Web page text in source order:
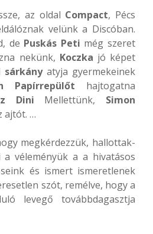
az oldal Compact, Pécs
velünk a Discóban.
de Puskás Peti még szeret
nekünk, Koczka jó képet
sárkányatyja gyermekeinek
Papírrepülőt hajtogatna
Dini Mellettünk, Simon
ajtót. …
megkérdezzük, hallottak-
véleményük a a hivatásos
és ismert ismeretlenek
szót, remélve, hogy a
levegő továbbdagasztja